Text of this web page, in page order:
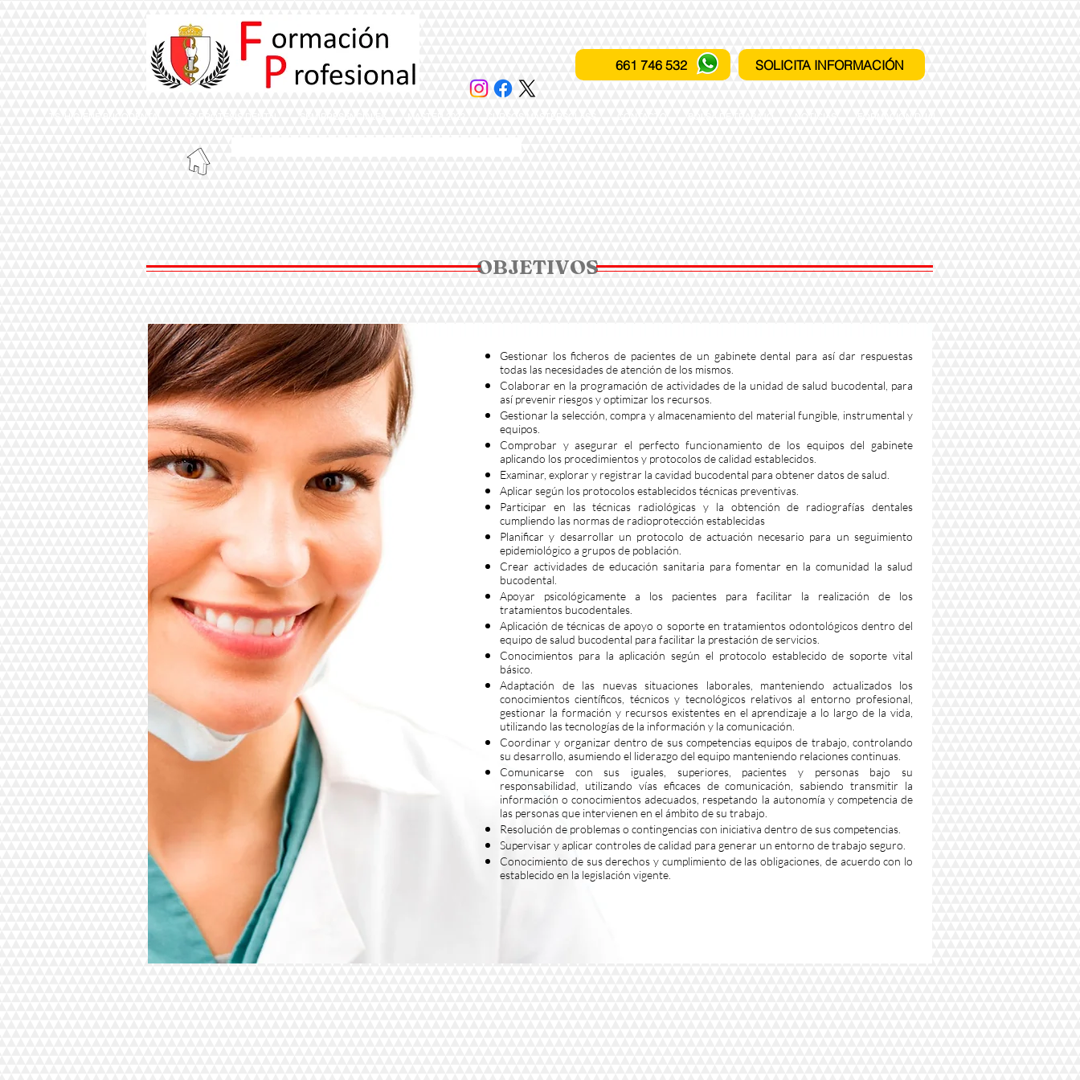
661 746 532 SOLICITA INFORMACIÓN
OBJETIVOS
Gestionar los ficheros de pacientes de un gabinete dental para así dar respuestas
todas las necesidades de atención de los mismos.
Colaborar en la programación de actividades de la unidad de salud bucodental, para
así prevenir riesgos y optimizar los recursos.
Gestionar la selección, compra y almacenamiento del material fungible, instrumental y
equipos.
Comprobar y asegurar el perfecto funcionamiento de los equipos del gabinete
aplicando los procedimientos y protocolos de calidad establecidos.
Examinar, explorar y registrar la cavidad bucodental para obtener datos de salud.
Aplicar según los protocolos establecidos técnicas preventivas.
Participar en las técnicas radiológicas y la obtención de radiografías dentales
cumpliendo las normas de radioprotección establecidas
Planificar y desarrollar un protocolo de actuación necesario para un seguimiento
epidemiológico a grupos de población.
Crear actividades de educación sanitaria para fomentar en la comunidad la salud
bucodental.
Apoyar psicológicamente a los pacientes para facilitar la realización de los
tratamientos bucodentales.
Aplicación de técnicas de apoyo o soporte en tratamientos odontológicos dentro del
equipo de salud bucodental para facilitar la prestación de servicios.
Conocimientos para la aplicación según el protocolo establecido de soporte vital
básico.
Adaptación de las nuevas situaciones laborales, manteniendo actualizados los
conocimientos científicos, técnicos y tecnológicos relativos al entorno profesional,
gestionar la formación y recursos existentes en el aprendizaje a lo largo de la vida,
utilizando las tecnologías de la información y la comunicación.
Coordinar y organizar dentro de sus competencias equipos de trabajo, controlando
su desarrollo, asumiendo el liderazgo del equipo manteniendo relaciones continuas.
Comunicarse con sus iguales, superiores, pacientes y personas bajo su
responsabilidad, utilizando vías eficaces de comunicación, sabiendo transmitir la
información o conocimientos adecuados, respetando la autonomía y competencia de
las personas que intervienen en el ámbito de su trabajo.
Resolución de problemas o contingencias con iniciativa dentro de sus competencias.
Supervisar y aplicar controles de calidad para generar un entorno de trabajo seguro.
Conocimiento de sus derechos y cumplimiento de las obligaciones, de acuerdo con lo
establecido en la legislación vigente.